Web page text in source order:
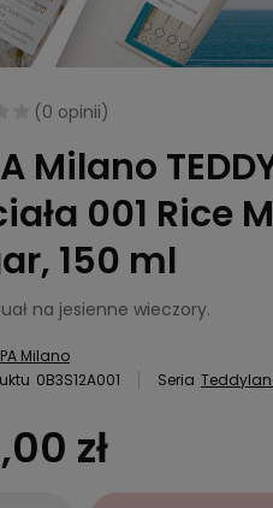
(0 opinii)
Milano
001 Rice
150 ml
na jesienne wieczory.
Milano
0B3S12A001 Seria
zł